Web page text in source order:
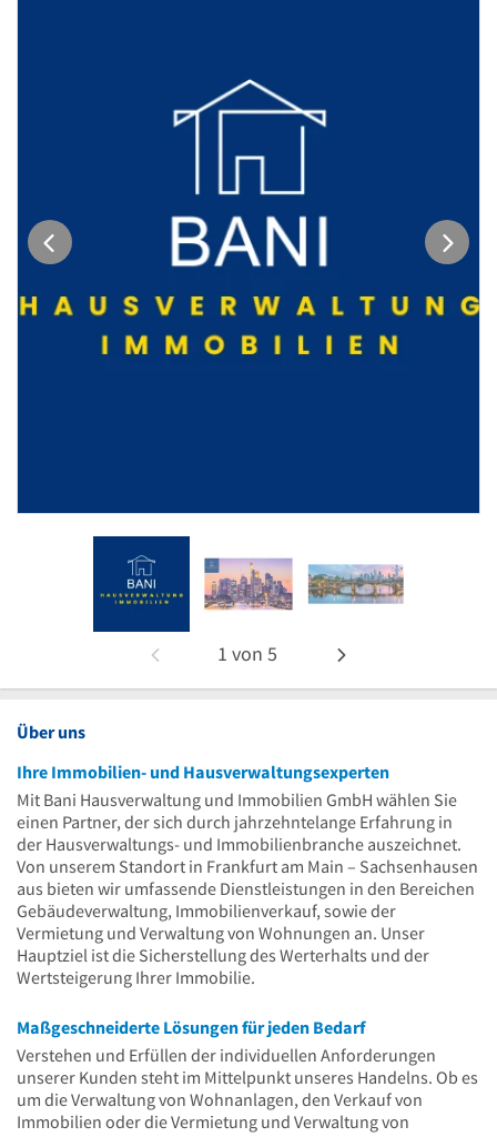
1 von 5
Über uns
Ihre Immobilien- und Hausverwaltungsexperten
Mit Bani Hausverwaltung und Immobilien GmbH wählen Sie
einen Partner, der sich durch jahrzehntelange Erfahrung in
der Hausverwaltungs- und Immobilienbranche auszeichnet.
Von unserem Standort in Frankfurt am Main – Sachsenhausen
aus bieten wir umfassende Dienstleistungen in den Bereichen
Gebäudeverwaltung, Immobilienverkauf, sowie der
Vermietung und Verwaltung von Wohnungen an. Unser
Hauptziel ist die Sicherstellung des Werterhalts und der
Wertsteigerung Ihrer Immobilie.
Maßgeschneiderte Lösungen für jeden Bedarf
Verstehen und Erfüllen der individuellen Anforderungen
unserer Kunden steht im Mittelpunkt unseres Handelns. Ob es
um die Verwaltung von Wohnanlagen, den Verkauf von
Immobilien oder die Vermietung und Verwaltung von